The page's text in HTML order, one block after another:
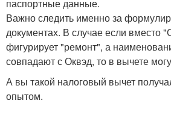
паспортные данные.
Важно следить именно за
документах. В случае если вместо
фигурирует "ремонт", а
совпадают с Оквэд, то в вычете
А вы такой налоговый вычет
опытом.